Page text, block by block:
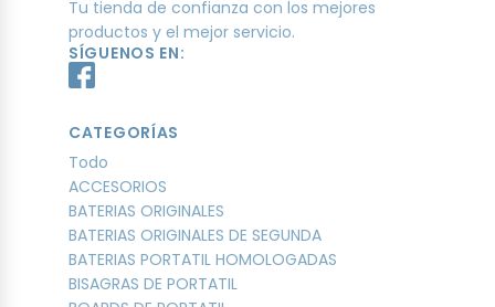
Tu tienda de confianza con los mejores
productos y el mejor servicio.
SÍGUENOS EN:
CATEGORÍAS
Todo
ACCESORIOS
BATERIAS ORIGINALES
BATERIAS ORIGINALES DE SEGUNDA
BATERIAS PORTATIL HOMOLOGADAS
BISAGRAS DE PORTATIL